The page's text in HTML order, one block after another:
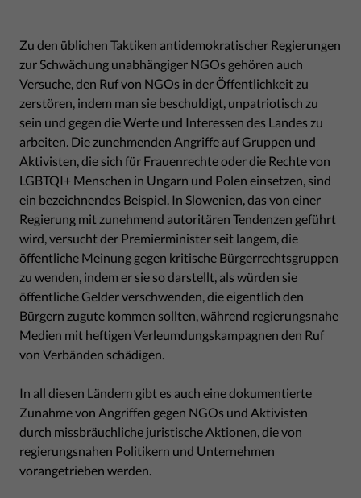
Zu den üblichen Taktiken antidemokratischer Regierungen
zur Schwächung unabhängiger NGOs gehören auch
Versuche, den Ruf von NGOs in der Öffentlichkeit zu
zerstören, indem man sie beschuldigt, unpatriotisch zu
sein und gegen die Werte und Interessen des Landes zu
arbeiten. Die zunehmenden Angriffe auf Gruppen und
Aktivisten, die sich für Frauenrechte oder die Rechte von
LGBTQI+ Menschen in Ungarn und Polen einsetzen, sind
ein bezeichnendes Beispiel. In Slowenien, das von einer
Regierung mit zunehmend autoritären Tendenzen geführt
wird, versucht der Premierminister seit langem, die
öffentliche Meinung gegen kritische Bürgerrechtsgruppen
zu wenden, indem er sie so darstellt, als würden sie
öffentliche Gelder verschwenden, die eigentlich den
Bürgern zugute kommen sollten, während regierungsnahe
Medien mit heftigen Verleumdungskampagnen den Ruf
von Verbänden schädigen.
In all diesen Ländern gibt es auch eine dokumentierte
Zunahme von Angriffen gegen NGOs und Aktivisten
durch missbräuchliche juristische Aktionen, die von
regierungsnahen Politikern und Unternehmen
vorangetrieben werden.